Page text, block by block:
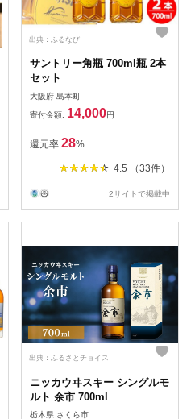
出典：ふるなび
サントリー角瓶 700ml瓶 2本
セット
大阪府 島本町
寄付金額: 14,000円
還元率 28%
4.5 （33件）
2サイトで掲載中
出典：ふるさとチョイス
ニッカウヰスキー シングルモ
ルト 余市 700ml
栃木県 さくら市